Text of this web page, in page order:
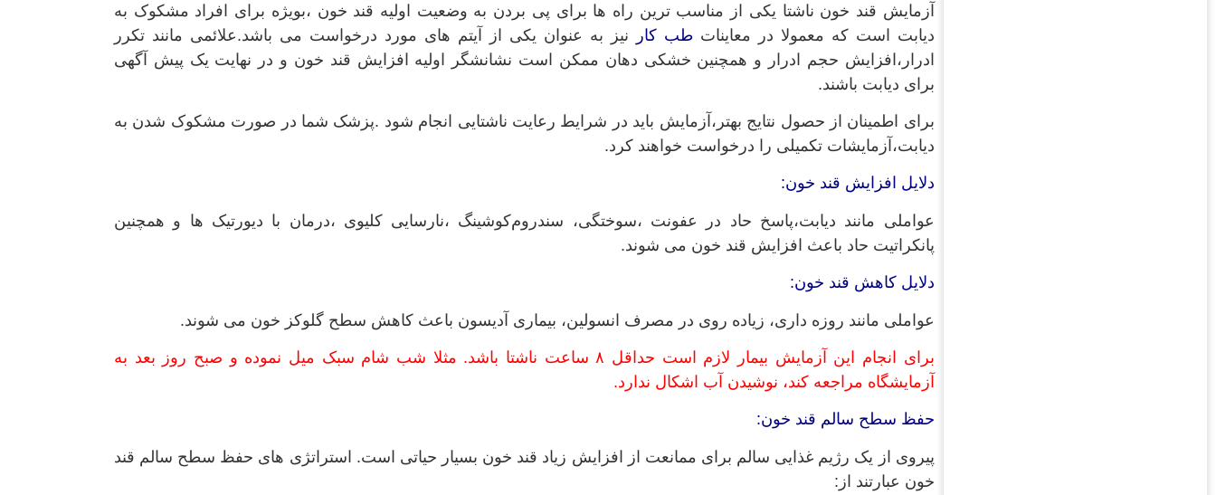
آزمایش قند خون ناشتا یکی از مناسب ترین راه ها برای پی بردن به وضعیت اولیه قند خون ،بویژه برای افراد مشکوک به
دیابت است که معمولا در معاینات طب کار
نیز به عنوان یکی از آیتم های مورد درخواست می باشد.علائمی مانند تکرر
ادرار،افزایش حجم ادرار و همچنین خشکی دهان ممکن است نشانشگر اولیه افزایش قند خون و در نهایت یک پیش آگهی
برای دیابت باشند.
برای اطمینان از حصول نتایج بهتر،آزمایش باید در شرایط رعایت ناشتایی انجام شود .پزشک شما در صورت مشکوک شدن به
دیابت،آزمایشات تکمیلی را درخواست خواهند کرد.
دلایل افزایش قند خون:
عواملی مانند دیابت،پاسخ حاد در عفونت ،سوختگی، سندروم‌کوشینگ ،نارسایی کلیوی ،درمان با دیورتیک ها و همچنین
پانکراتیت حاد باعث افزایش قند خون می شوند.
دلایل کاهش قند خون:
عواملی مانند روزه داری، زیاده روی در مصرف انسولین، بیماری آدیسون باعث کاهش سطح گلوکز خون می شوند.
برای انجام این آزمایش بیمار لازم است حداقل ۸ ساعت ناشتا باشد. مثلا شب شام سبک میل نموده و صبح روز بعد به
آزمایشگاه مراجعه کند، نوشیدن آب اشکال ندارد.
حفظ سطح سالم قند خون:
پیروی از یک رژیم غذایی سالم برای ممانعت از افزایش زیاد قند خون بسیار حیاتی است. استراتژی های حفظ سطح سالم قند
خون عبارتند از: